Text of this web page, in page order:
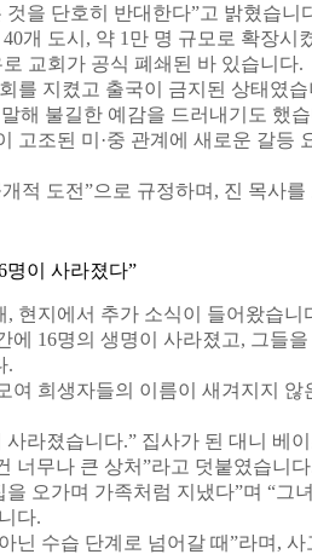
을 단호히 반대한다”고 밝혔습니
개 도시, 약 1만 명 규모로 확장시
교회가 공식 폐쇄된 바 있습니다.
를 지켰고 출국이 금지된 상태였
해 불길한 예감을 드러내기도 했
고조된 미·중 관계에 새로운 갈등
적 도전”으로 규정하며, 진 목사를
이 사라졌다”
현지에서 추가 소식이 들어왔습니
16명의 생명이 사라졌고, 그들을
.
여 희생자들의 이름이 새겨지지 않
라졌습니다.” 집사가 된 대니 베이
너무나 큰 상처”라고 덧붙였습니
오가며 가족처럼 지냈다”며 “그
다.
수습 단계로 넘어갈 때”라며, 사